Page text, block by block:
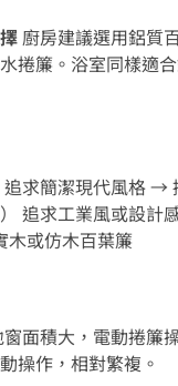
廚房建議選用鋁質
捲簾。浴室同樣適
追求簡潔現代風格 →
追求工業風或設計
或仿木百葉簾
窗面積大，電動捲簾
操作，相對繁複。